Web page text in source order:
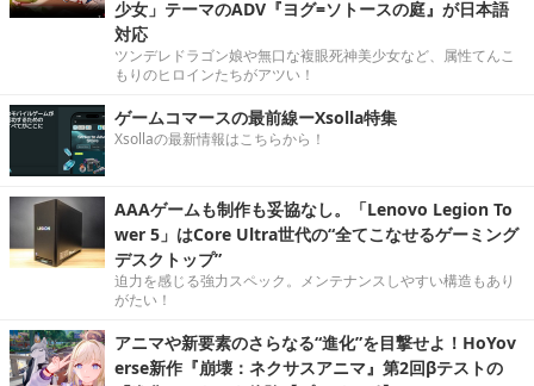
少女」テーマのADV『ヨグ=ソトースの庭』が日本語
対応
ツンデレドラゴン娘や無口な複眼死神美少女など、属性てんこ
もりのヒロインたちがアツい！
ゲームコマースの最前線ーXsolla特集
Xsollaの最新情報はこちらから！
AAAゲームも制作も妥協なし。「Lenovo Legion To
wer 5」はCore Ultra世代の“全てこなせるゲーミング
デスクトップ”
迫力を感じる強力スペック。メンテナンスしやすい構造もあり
がたい！
アニマや新要素のさらなる“進化”を目撃せよ！HoYov
erse新作『崩壊：ネクサスアニマ』第2回βテストの